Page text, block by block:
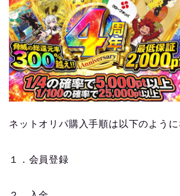
ネットオリパ購入手順は以下のように
１．会員登録